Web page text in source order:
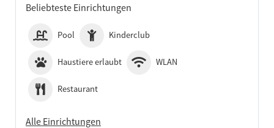
Beliebteste Einrichtungen
Pool Kinderclub
Haustiere erlaubt WLAN
Restaurant
Alle Einrichtungen